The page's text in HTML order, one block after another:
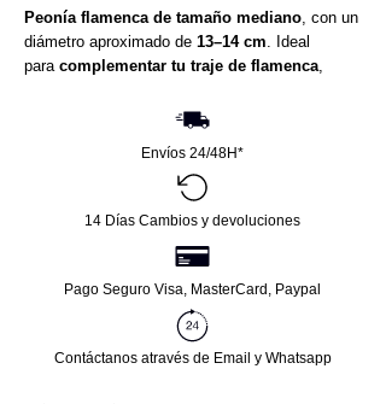
Peonía flamenca de tamaño mediano, con un
diámetro aproximado de 13–14 cm. Ideal
para complementar tu traje de flamenca,
a tu peinado o look flamenco.
Envíos 24/48H*
14 Días Cambios y devoluciones
Pago Seguro Visa, MasterCard, Paypal
Contáctanos através de Email y Whatsapp